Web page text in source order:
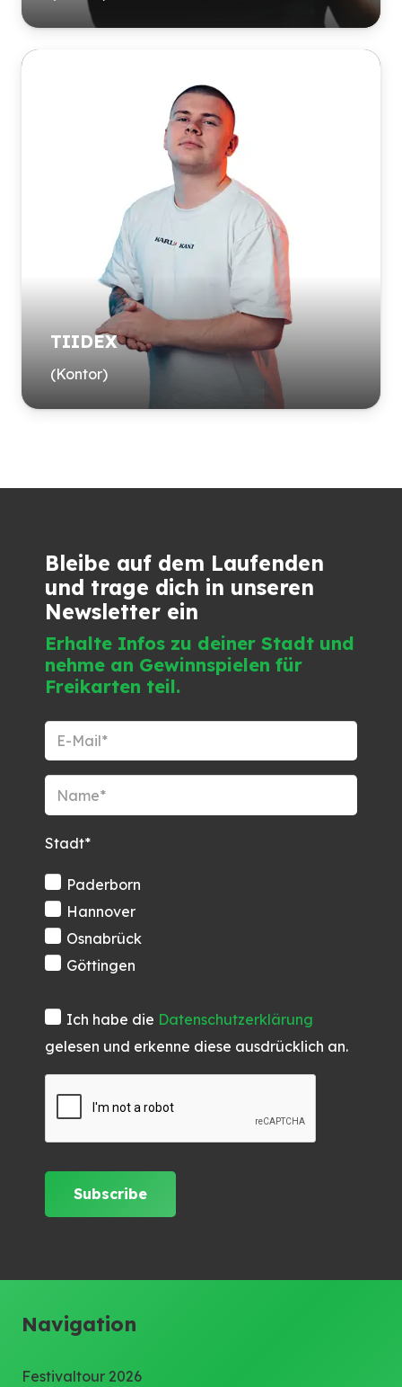
TIIDEX
(Kontor)
Bleibe auf dem Laufenden
und trage dich in unseren
Newsletter ein
Erhalte Infos zu deiner Stadt und
nehme an Gewinnspielen für
Freikarten teil.
Stadt*
Paderborn
Hannover
Osnabrück
Göttingen
Ich habe die Datenschutzerklärung
gelesen und erkenne diese ausdrücklich an.
Navigation
Festivaltour 2026